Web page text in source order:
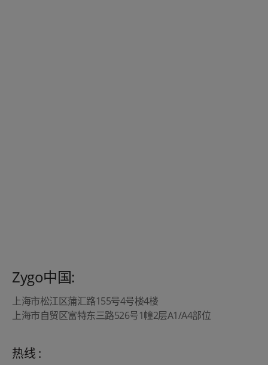
Zygo中国:
上海市松江区蒲汇路155号4号楼4楼
上海市自贸区富特东三路526号1幢2层A1/A4部位
热线 :